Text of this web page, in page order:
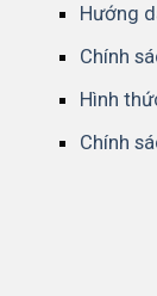
Hướng
Chính
Hình
Chính